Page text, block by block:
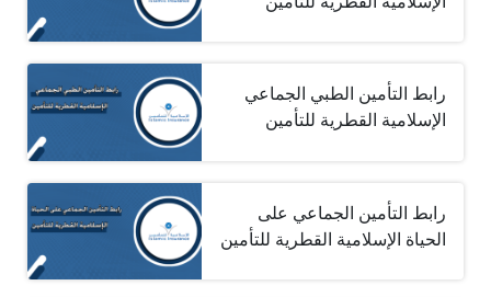
رابط التأمين الطبي الجماعي
الإسلامية القطرية للتأمين
رابط التأمين الجماعي على
الحياة الإسلامية القطرية للتأمين